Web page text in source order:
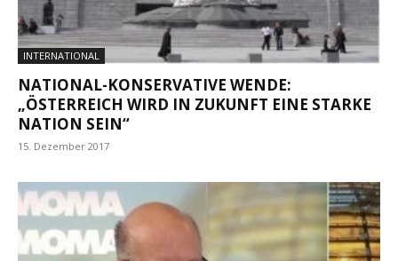
INTERNATIONAL
NATIONAL-KONSERVATIVE WENDE:
„ÖSTERREICH WIRD IN ZUKUNFT EINE STARKE
NATION SEIN“
15. Dezember 2017